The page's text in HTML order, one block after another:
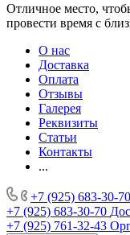
Отличное место,
провести время с
О нас
Доставка
Оплата
Отзывы
Галерея
Реквизиты
Статьи
Контакты
...
+7 (925) 683-30-70
+7 (925) 683-30-70
+7 (925) 761-32-43